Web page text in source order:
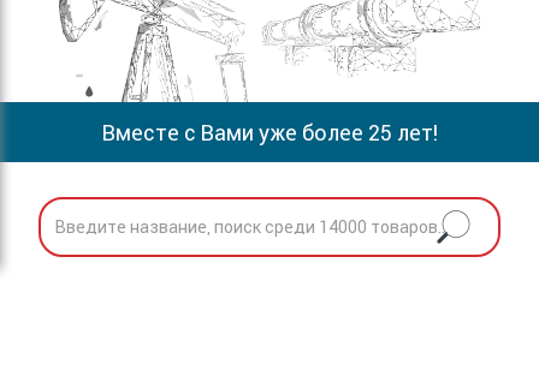
Вместе с Вами уже более 25 лет!